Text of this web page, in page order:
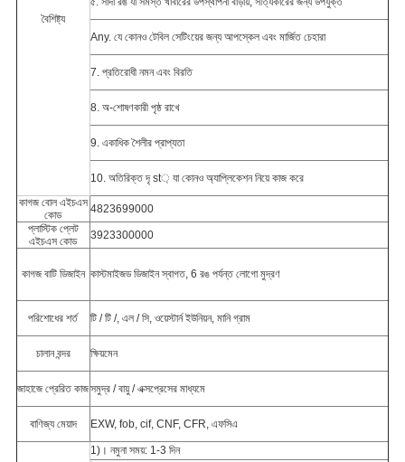
বৈশিষ্ট্য
Any. যে কোনও টেবিল সেটিংয়ের জন্য আপস্কেল এবং মার্জিত চেহারা
7. প্রতিরোধী নমন এবং বিরতি
8. অ-শোষণকারী পৃষ্ঠ রাখে
9. একাধিক শৈলীর প্রাপ্যতা
10. অতিরিক্ত দৃ st় যা কোনও অ্যাপ্লিকেশন নিয়ে কাজ করে
কাগজ বোল এইচএস
কোড
4823699000
প্লাস্টিক প্লেট
এইচএস কোড
3923300000
কাগজ বাটি ডিজাইন কাস্টমাইজড ডিজাইন স্বাগত, 6 রঙ পর্যন্ত লোগো মুদ্রণ
পরিশোধের শর্ত টি / টি /, এল / সি, ওয়েস্টার্ন ইউনিয়ন, মানি গ্রাম
চালান বন্দর ক্ষিয়মেন
জাহাজে প্রেরিত কাজসমুদ্র / বায়ু / এক্সপ্রেসের মাধ্যমে
বাণিজ্য মেয়াদ EXW, fob, cif, CNF, CFR, এফসিএ
1)। নমুনা সময়: 1-3 দিন